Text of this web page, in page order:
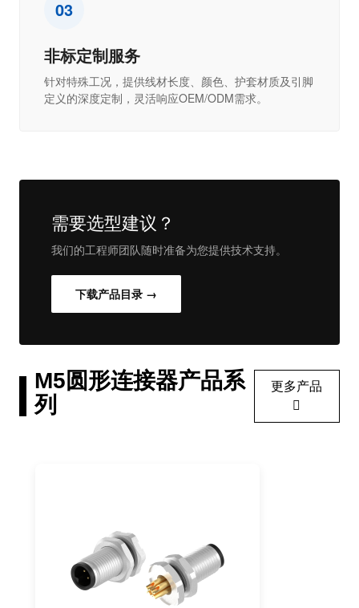
03
非标定制服务
针对特殊工况，提供线材长度、颜色、护套材质及引脚
定义的深度定制，灵活响应OEM/ODM需求。
需要选型建议？
我们的工程师团队随时准备为您提供技术支持。
下载产品目录 →
M5圆形连接器产品系
列
更多产品